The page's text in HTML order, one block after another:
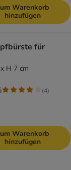
Warenkorb
hinzufügen
für
H 7 cm
(4)
Warenkorb
hinzufügen